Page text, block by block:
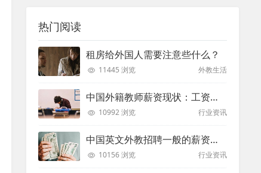
热门阅读
租房给外国人需要注意些什么？
11445 浏览 外教生活
中国外籍教师薪资现状：工资和待遇都非常高
10992 浏览 行业资讯
中国英文外教招聘一般的薪资是多少？
10156 浏览 行业资讯